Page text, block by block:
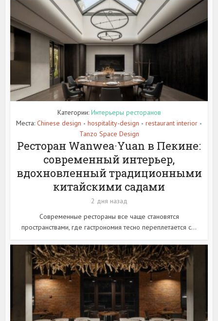
Категории: Интерьеры ресторанов
Места: Chinese design • hospitality-design • restaurant interior •
Tanzo Space Design
Ресторан Wanwea·Yuan в Пекине:
современный интерьер,
вдохновленный традиционными
китайскими садами
2 дня назад
Современные рестораны все чаще становятся
пространствами, где гастрономия тесно переплетается с...